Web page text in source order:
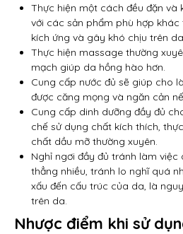
Thực hiện một cách đều đặn và
với các sản phẩm phù hợp
kích ứng và gây khó chịu trên
Thực hiện massage thường
mạch giúp da hồng hào hơn.
Cung cấp nước đủ sẽ giúp cho
được căng mọng và ngăn cản
Cung cấp dinh dưỡng đầy đủ
chế sử dụng chất kích thích,
chất dầu mỡ thường xuyên.
Nghỉ ngơi đầy đủ tránh làm
thẳng nhiều, tránh lo nghĩ quá
xấu đến cấu trúc của da, là
trên da.
Nhược điểm khi sử